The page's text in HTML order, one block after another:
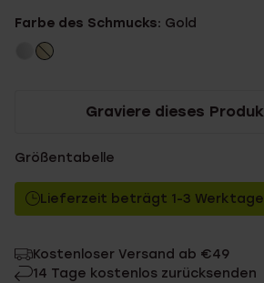
Farbe des Schmucks: Gold
Graviere dieses
Größentabelle
Lieferzeit beträgt 1-3 Werktage
Kostenloser Versand ab €49
14 Tage kostenlos zurücksenden